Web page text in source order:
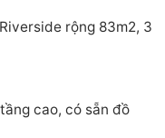
rộng 83m2, 3
cao, có sẵn đồ